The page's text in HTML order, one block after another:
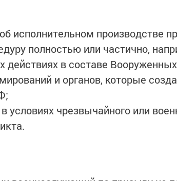
исполнительном производстве
полностью или частично,
действиях в составе
и органов, которые
условиях чрезвычайного или